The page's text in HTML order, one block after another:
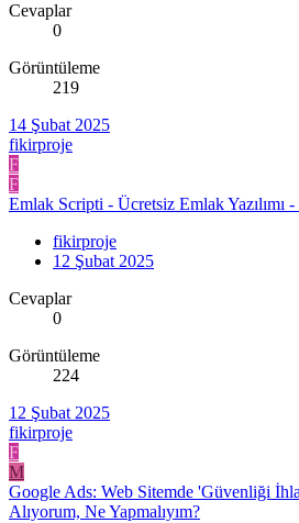
Cevaplar
0
Görüntüleme
219
14 Şubat 2025
fikirproje
F
F
Emlak Scripti - Ücretsiz Emlak Yazılımı
fikirproje
12 Şubat 2025
Cevaplar
0
Görüntüleme
224
12 Şubat 2025
fikirproje
F
M
Google Ads: Web Sitemde 'Güvenliği
Alıyorum, Ne Yapmalıyım?